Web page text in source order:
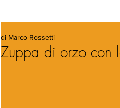
Zuppa di orzo con
di Marco Rossetti